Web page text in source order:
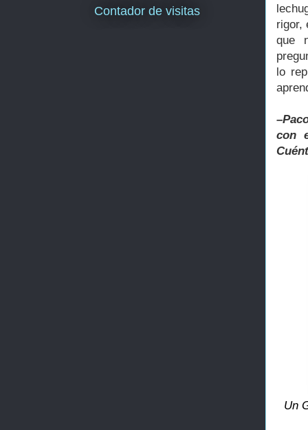
rigor,
que
lo
con
Un
Contador de visitas